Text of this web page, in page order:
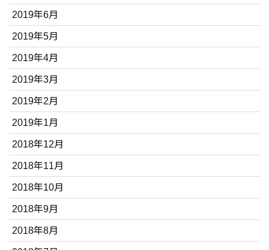
2019年6月
2019年5月
2019年4月
2019年3月
2019年2月
2019年1月
2018年12月
2018年11月
2018年10月
2018年9月
2018年8月